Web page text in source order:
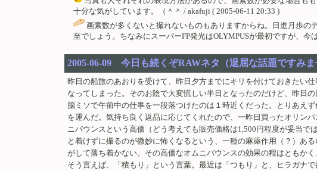
十分な気がしています。（＾＾ / akafuji ( 2005-06-11 20:33 )
画素数が多くないと撮れないものもありますからね。日進月歩
至でしょう。ちなみにスーパーFP発光はOLYMPUSが最初ですが、今
2005-06-09 今日も続くぞRAWネタ（退屈な話題ですみま
昨日の船旅のあおりを受けて、昨日夕方までにキリを付けておきたい
なってしまった。そのお陰で大変慌しい半日となったのだけど、昨日
脳ミソで午前中の仕事を一段落つけたのは１時近くだった。とりあえ
を運んだ。気持ち良く返品に応じてくれたので、一昨日買ったオリン
ニバウンスという高価（どう考えても販売価格は1,500円程度が妥当
と着けずに撮るのが微妙に怖くなるという、一種の麻薬作用（？）あ
がして落ち着かない。その高価なオムニバウンスの効果の程はともか
そう言えば、「積もり」という言葉。最近は「つもり」と、ヒラガナ